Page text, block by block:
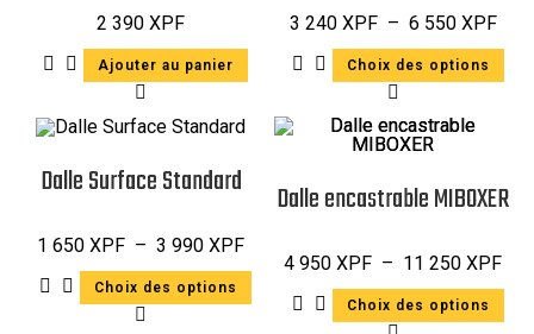
2 390XPF
Ajouter au panier
3 240 XPF – 6 550 XPF
Choix des options
Dalle Surface Standard
1 650XPF – 3 990XPF
Choix des options
Dalle encastrable MIBOXER
4 950XPF – 11 250XPF
Choix des options